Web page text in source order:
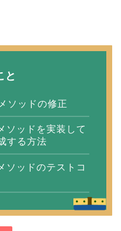
と
ソッドの修正
ソッドを実装して
する方法
ソッドのテストコ